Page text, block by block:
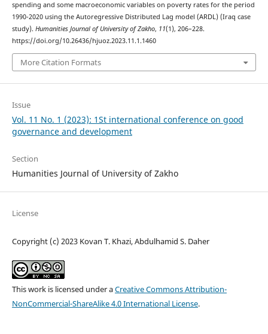
spending and some macroeconomic variables on poverty rates for the period
1990-2020 using the Autoregressive Distributed Lag model (ARDL) (Iraq case
study). Humanities Journal of University of Zakho, 11(1), 206–228.
https://doi.org/10.26436/hjuoz.2023.11.1.1460
More Citation Formats
Issue
Vol. 11 No. 1 (2023): 1St international conference on good
governance and development
Section
Humanities Journal of University of Zakho
License
Copyright (c) 2023 Kovan T. Khazi, Abdulhamid S. Daher
This work is licensed under aCreative Commons Attribution-
NonCommercial-ShareAlike 4.0 International License.